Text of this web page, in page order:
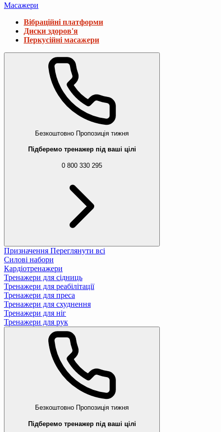
Масажери
Вібраційні платформи
Диски здоров'я
Перкусійні масажери
Безкоштовно Пропозиція тижня
Підберемо тренажер під ваші цілі
0 800 330 295
Призначення Переглянути всі
Силові набори
Кардіотренажери
Тренажери для сідниць
Тренажери для реабілітації
Тренажери для преса
Тренажери для схуднення
Тренажери для ніг
Тренажери для рук
Безкоштовно Пропозиція тижня
Підберемо тренажер під ваші цілі